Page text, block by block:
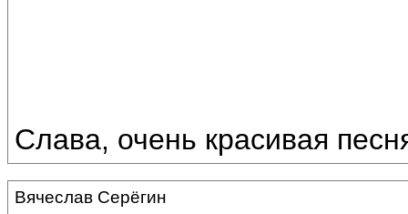
Слава, очень красивая
Вячеслав Серёгин